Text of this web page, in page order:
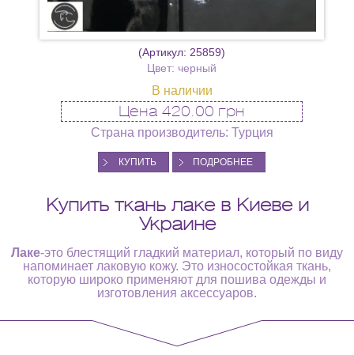
(Артикул: 25859)
Цвет: черный
В наличии
Цена 420.00 грн
Страна производитель: Турция
КУПИТЬ ПОДРОБНЕЕ
Купить ткань лаке в Киеве и
Украине
Лаке-это блестящий гладкий материал, который по виду
напоминает лаковую кожу. Это износостойкая ткань,
которую широко применяют для пошива одежды и
изготовления аксессуаров.